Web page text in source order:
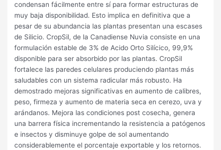
condensan fácilmente entre sí para formar estructuras de
muy baja disponibilidad. Esto implica en definitiva que a
pesar de su abundancia las plantas presentan una escases
de Silicio. CropSil, de la Canadiense Nuvia consiste en una
formulación estable de 3% de Acido Orto Silícico, 99,9%
disponible para ser absorbido por las plantas. CropSil
fortalece las paredes celulares produciendo plantas más
saludables con un sistema radicular más robusto. Ha
demostrado mejoras significativas en aumento de calibres,
peso, firmeza y aumento de materia seca en cerezo, uva y
arándanos. Mejora las condiciones post cosecha, genera
una barrera física incrementando la resistencia a patógenos
e insectos y disminuye golpe de sol aumentando
considerablemente el porcentaje exportable y los retornos.